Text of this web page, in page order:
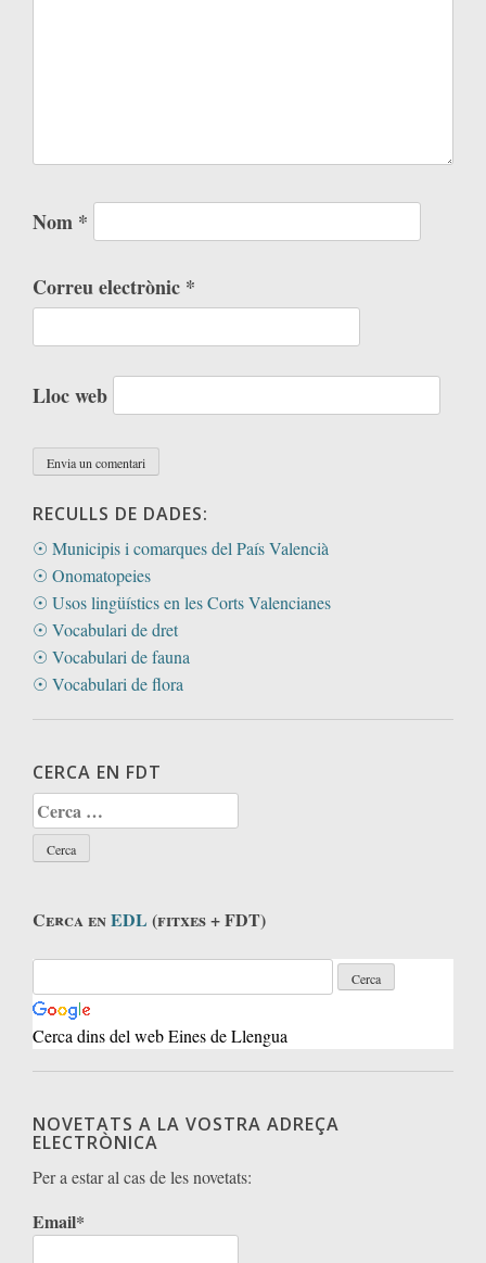
Nom *
Correu electrònic *
Lloc web
RECULLS DE DADES:
☉ Municipis i comarques del País Valencià
☉ Onomatopeies
☉ Usos lingüístics en les Corts Valencianes
☉ Vocabulari de dret
☉ Vocabulari de fauna
☉ Vocabulari de flora
CERCA EN FDT
Cerca:
Cerca enEDL (fitxes + FDT)
Cerca dins del web Eines de Llengua
NOVETATS A LA VOSTRA ADREÇA
ELECTRÒNICA
Per a estar al cas de les novetats:
Email*